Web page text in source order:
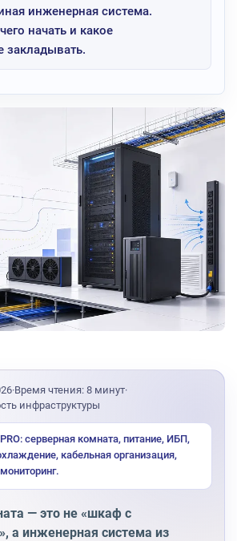
инженерная система.
начать и какое
закладывать.
·Время чтения: 8 минут·
инфраструктуры
серверная комната, питание, ИБП,
кабельная организация,
— это не «шкаф с
а инженерная система из